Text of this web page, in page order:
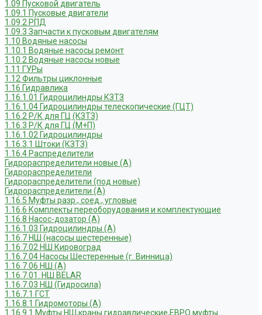
1.09 Пусковой двигатель
1.09.1 Пусковые двигатели
1.09.2 РПД
1.09.3 Запчасти к пусковым двигателям
1.10 Водяные насосы
1.10.1 Водяные насосы ремонт
1.10.2 Водяные насосы новые
1.11 ГУРы
1.12 Фильтры циклонные
1.16 Гидравлика
1.16.1.01 Гидроцилиндры КЗТЗ
1.16.1.04 Гидроцилиндры телескопические (ГЦТ)
1.16.2 Р/К для ГЦ (КЗТЗ)
1.16.3 Р/К для ГЦ (М+П)
1.16.1.02 Гидроцилиндры
1.16.3.1 Штоки (КЗТЗ)
1.16.4 Распределители
Гидрораспределители новые (А)
Гидрораспределители
Гидрораспределители (под новые)
Гидрораспределители (А)
1.16.5 Муфты разр., соед., угловые
1.16.6 Комплекты переоборудования и комплектующие
1.16.8 Насос-дозатор (А)
1.16.1.03 Гидроцилиндры (А)
1.16.7 НШ (насосы шестеренные)
1.16.7.02 НШ Кировоград
1.16.7.04 Насосы Шестеренные (г. Винница)
1.16.7.06 НШ (А)
1.16.7.01. НШ BELAR
1.16.7.03 НШ (Гидросила)
1.16.7.1 ГСТ
1.16.8.1 Гидромоторы (А)
1.16.9.1 Муфты НШ,краны гидравлические,ЕВРО муфты